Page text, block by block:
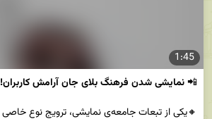
1:45
📲 نمایشی شدن فرهنگ بلای جان آرامش کاربران!